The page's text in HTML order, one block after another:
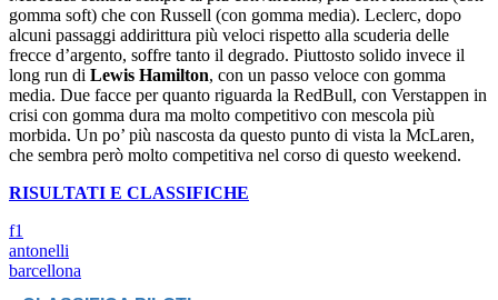
gomma soft) che con Russell (con gomma media). Leclerc, dopo
alcuni passaggi addirittura più veloci rispetto alla scuderia delle
frecce d’argento, soffre tanto il degrado. Piuttosto solido invece il
long run di Lewis Hamilton, con un passo veloce con gomma
media. Due facce per quanto riguarda la RedBull, con Verstappen in
crisi con gomma dura ma molto competitivo con mescola più
morbida. Un po’ più nascosta da questo punto di vista la McLaren,
che sembra però molto competitiva nel corso di questo weekend.
RISULTATI E CLASSIFICHE
f1
antonelli
barcellona